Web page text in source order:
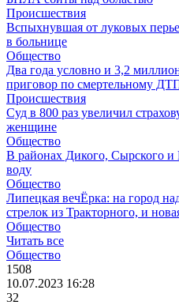
Происшествия
Вспыхнувшая от луковых
в больнице
Общество
Два года условно и 3,2
приговор по смертельному
Происшествия
Суд в 800 раз увеличил
женщине
Общество
В районах Дикого, Сырского
воду
Общество
Липецкая вечЁрка: на город
стрелок из Тракторного, и
Общество
Читать все
Общество
1508
10.07.2023 16:28
32